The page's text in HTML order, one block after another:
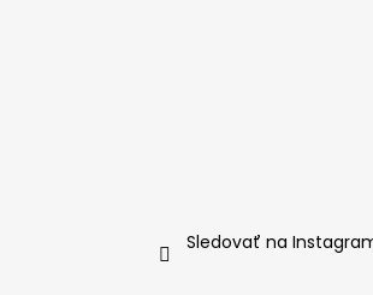
Sledovať na